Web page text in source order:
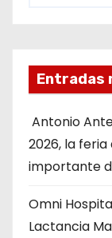
Entradas
Antonio Ante
2026, la
importante
Omni
Lactancia